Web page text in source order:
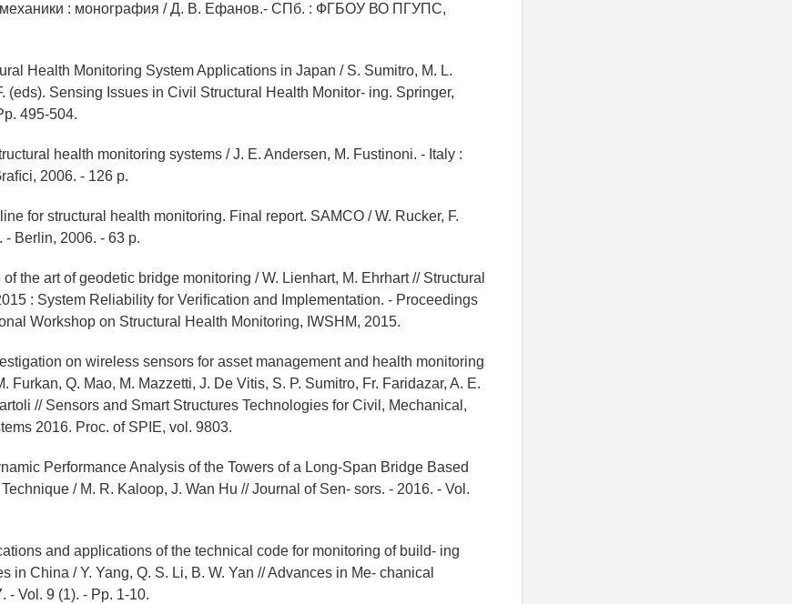
: монография / Д. В. Ефанов.- СПб. : ФГБОУ ВО ПГУПС,
Health Monitoring System Applications in Japan / S. Sumitro, M. L.
(eds). Sensing Issues in Civil Structural Health Monitor- ing. Springer,
495-504.
health monitoring systems / J. E. Andersen, M. Fustinoni. - Italy :
2006. - 126 p.
for structural health monitoring. Final report. SAMCO / W. Rucker, F.
- Berlin, 2006. - 63 p.
the art of geodetic bridge monitoring / W. Lienhart, M. Ehrhart // Structural
: System Reliability for Veriﬁcation and Implementation. - Proceedings
Workshop on Structural Health Monitoring, IWSHM, 2015.
on wireless sensors for asset management and health monitoring
Furkan, Q. Mao, M. Mazzetti, J. De Vitis, S. P. Sumitro, Fr. Faridazar, A. E.
// Sensors and Smart Structures Technologies for Civil, Mechanical,
2016. Proc. of SPIE, vol. 9803.
Performance Analysis of the Towers of a Long-Span Bridge Based
/ M. R. Kaloop, J. Wan Hu // Journal of Sen- sors. - 2016. - Vol.
and applications of the technical code for monitoring of build- ing
in China / Y. Yang, Q. S. Li, B. W. Yan // Advances in Me- chanical
- Vol. 9 (1). - Pp. 1-10.